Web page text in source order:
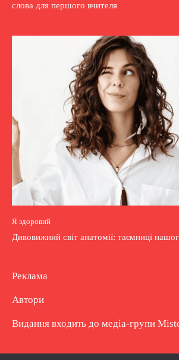
слова для першого вчителя
Я здоровий
Дивовижний світ анатомії: таємниці
Реклама
Автори
Видання входить до медіа-групи